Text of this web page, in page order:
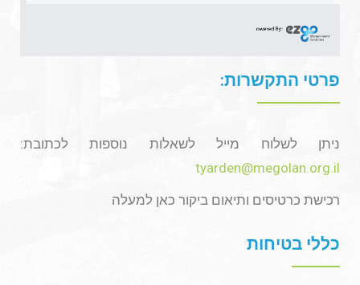
פרטי התקשרות:
ניתן לשלוח מייל לשאלות נוספות לכתובת:
tyarden@megolan.org.il
רכישת כרטיסים ותיאום ביקור כאן למעלה
כללי בטיחות